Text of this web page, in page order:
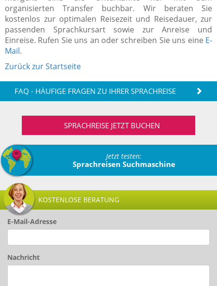
organisierten Transfer buchbar. Wir beraten Sie
kostenlos zur optimalen Reisezeit und Reisedauer, zur
passenden Sprachkursart sowie zur Anreise und
Einreise. Rufen Sie uns an oder schreiben Sie uns eine E-
Mail.
Zurück zur Startseite
FAQ - HÄUFIGE FRAGEN ZU IHRER SPRACHREISE
SPRACHREISE JETZT BUCHEN
Jetzt testen:
Sprachreisen Suchmaschine
KOSTENLOSE BERATUNG
E-Mail-Adresse
Nachricht